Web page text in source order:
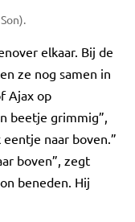
elkaar. Bij de
ze nog samen in
Ajax op
beetje grimmig”,
naar boven.”
boven”, zegt
beneden. Hij